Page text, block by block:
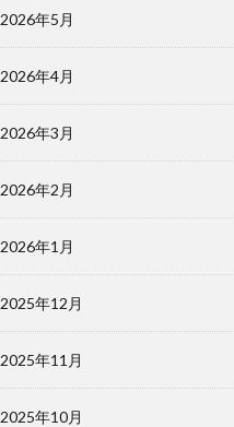
2026年5月
2026年4月
2026年3月
2026年2月
2026年1月
2025年12月
2025年11月
2025年10月